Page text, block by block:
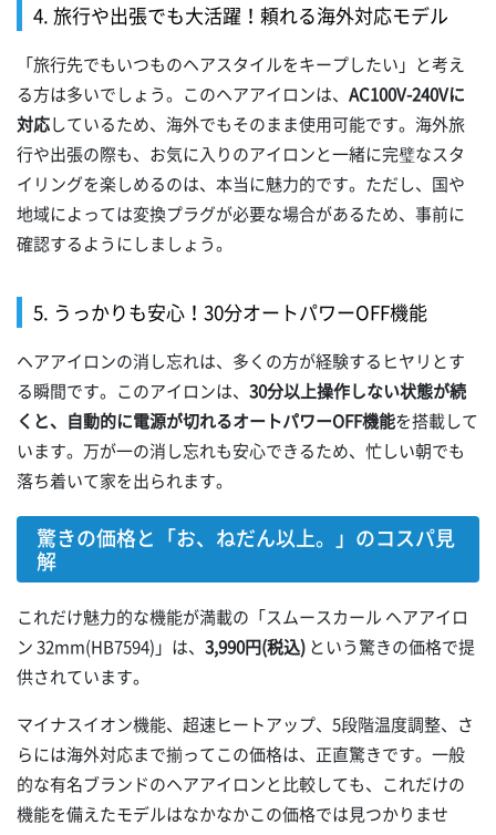
4. 旅行や出張でも大活躍！頼れる海外対応モデル
「旅行先でもいつものヘアスタイルをキープしたい」と考え
る方は多いでしょう。このヘアアイロンは、 AC100V-240Vに
対応しているため、海外でもそのまま使用可能です。海外旅
行や出張の際も、お気に入りのアイロンと一緒に完璧なスタ
イリングを楽しめるのは、本当に魅力的です。ただし、国や
地域によっては変換プラグが必要な場合があるため、事前に
確認するようにしましょう。
5. うっかりも安心！30分オートパワーOFF機能
ヘアアイロンの消し忘れは、多くの方が経験するヒヤリとす
る瞬間です。このアイロンは、 30分以上操作しない状態が続
くと、自動的に電源が切れるオートパワーOFF機能を搭載して
います。万が一の消し忘れも安心できるため、忙しい朝でも
落ち着いて家を出られます。
驚きの価格と「お、ねだん以上。」のコスパ見
解
これだけ魅力的な機能が満載の「スムースカール ヘアアイロ
ン 32mm(HB7594)」は、 3,990円(税込) という驚きの価格で提
供されています。
マイナスイオン機能、超速ヒートアップ、5段階温度調整、さ
らには海外対応まで揃ってこの価格は、正直驚きです。一般
的な有名ブランドのヘアアイロンと比較しても、これだけの
機能を備えたモデルはなかなかこの価格では見つかりませ